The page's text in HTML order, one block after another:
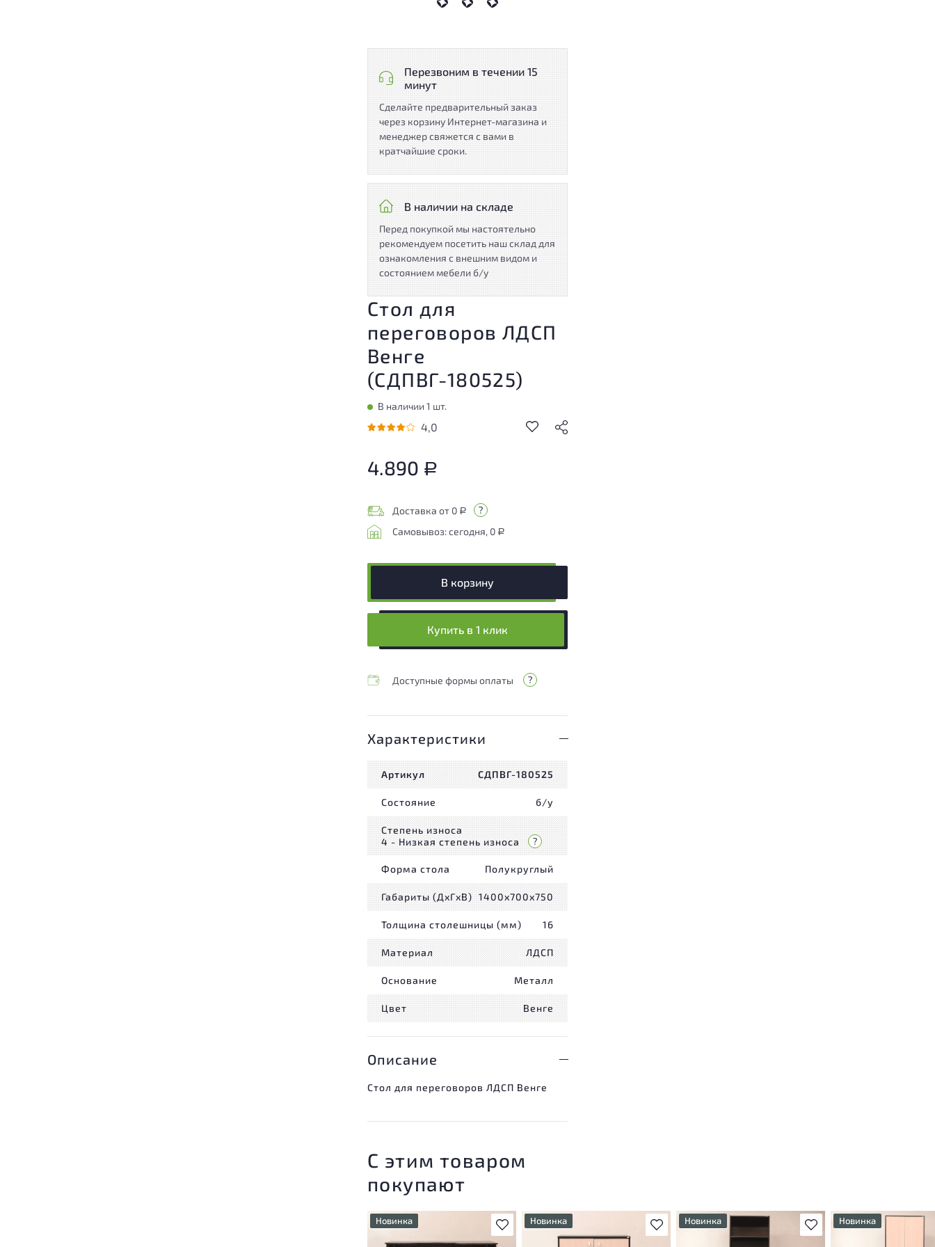
Перезвоним в течении 15
минут
Сделайте предварительный заказ
через корзину Интернет-магазина и
менеджер свяжется с вами в
кратчайшие сроки.
В наличии на складе
Перед покупкой мы настоятельно
рекомендуем посетить наш склад для
ознакомления с внешним видом и
состоянием мебели б/у
Стол для
переговоров ЛДСП
Венге
(СДПВГ-180525)
В наличии 1 шт.
4,0
4.890 Р
Доставка от 0 Р
Самовывоз: сегодня, 0 Р
В корзину
Купить в 1 клик
Доступные формы оплаты
Характеристики
Артикул СДПВГ-180525
Состояние б/у
Степень износа
4 - Низкая степень износа
Форма стола Полукруглый
Габариты (ДxГxВ) 1400x700x750
Толщина столешницы (мм) 16
Материал ЛДСП
Основание Металл
Цвет Венге
Описание
Стол для переговоров ЛДСП Венге
С этим товаром
покупают
В избранное
Новинка
У товара присутствуют
В избранное
Новинка
У товара присутствуют
В избранное
Новинка Новинка